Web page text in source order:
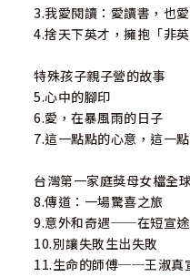
3.我愛閱讀：愛讀書，也愛
4.捨天下英才，擁抱「非英
特殊孩子親子營的故事
5.心中的腳印
6.愛，在暴風雨的日子
7.這一點點的心意，這一
台灣第一家庭獎母女檔全
8.傳道：一場驚喜之旅
9.意外和奇遇──在短宣
10.別讓失敗生出失敗
11.生命的師傅──王淑真